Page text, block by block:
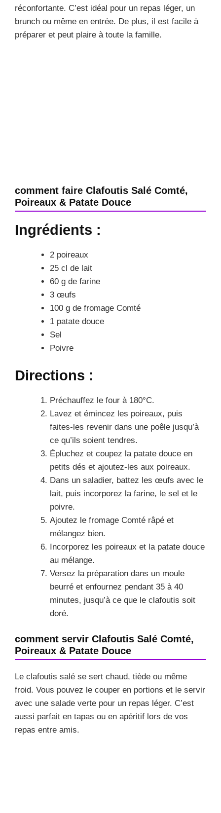
réconfortante. C’est idéal pour un repas léger, un
brunch ou même en entrée. De plus, il est facile à
préparer et peut plaire à toute la famille.
comment faire Clafoutis Salé Comté,
Poireaux & Patate Douce
Ingrédients :
2 poireaux
25 cl de lait
60 g de farine
3 œufs
100 g de fromage Comté
1 patate douce
Sel
Poivre
Directions :
Préchauffez le four à 180°C.
Lavez et émincez les poireaux, puis
faites-les revenir dans une poêle jusqu’à
ce qu’ils soient tendres.
Épluchez et coupez la patate douce en
petits dés et ajoutez-les aux poireaux.
Dans un saladier, battez les œufs avec le
lait, puis incorporez la farine, le sel et le
poivre.
Ajoutez le fromage Comté râpé et
mélangez bien.
Incorporez les poireaux et la patate douce
au mélange.
Versez la préparation dans un moule
beurré et enfournez pendant 35 à 40
minutes, jusqu’à ce que le clafoutis soit
doré.
comment servir Clafoutis Salé Comté,
Poireaux & Patate Douce
Le clafoutis salé se sert chaud, tiède ou même
froid. Vous pouvez le couper en portions et le servir
avec une salade verte pour un repas léger. C’est
aussi parfait en tapas ou en apéritif lors de vos
repas entre amis.